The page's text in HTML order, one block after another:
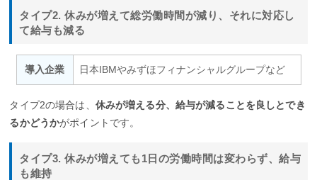
タイプ2. 休みが増えて総労働時間が減り、それに対応し
て給与も減る
導入企業 日本IBMやみずほフィナンシャルグループなど
タイプ2の場合は、 休みが増える分、給与が減ることを良しとでき
るかどうかがポイントです。
タイプ3. 休みが増えても1日の労働時間は変わらず、給与
も維持